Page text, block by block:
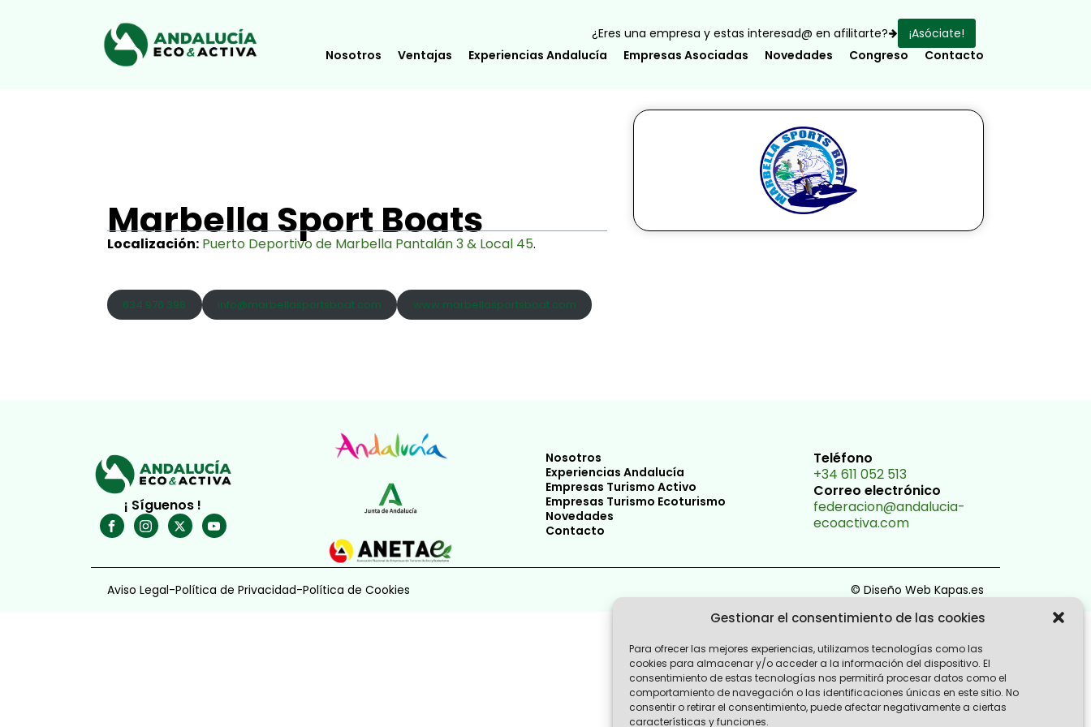
Gestionar el consentimiento de las cookies
Para ofrecer las mejores experiencias, utilizamos tecnologías como las
cookies para almacenar y/o acceder a la información del dispositivo. El
consentimiento de estas tecnologías nos permitirá procesar datos como el
comportamiento de navegación o las identificaciones únicas en este sitio. No
consentir o retirar el consentimiento, puede afectar negativamente a ciertas
características y funciones.
¿Eres una empresa y estas interesad@ en afilitarte?
¡Asóciate!
Nosotros
Ventajas Experiencias Andalucía Empresas Asociadas Novedades Congreso Contacto
Marbella Sport Boats
Localización: Puerto Deportivo de Marbella Pantalán 3 & Local 45.
634 976 398 info@marbellasportsboat.com www.marbellasportsboat.com
¡ Síguenos !
Nosotros
Experiencias Andalucía
Empresas Turismo Activo
Empresas Turismo Ecoturismo
Novedades
Contacto
Teléfono
+34 611 052 513
Correo electrónico
federacion@andalucia-
ecoactiva.com
Aviso Legal-Política de Privacidad-Política de Cookies © Diseño Web Kapas.es